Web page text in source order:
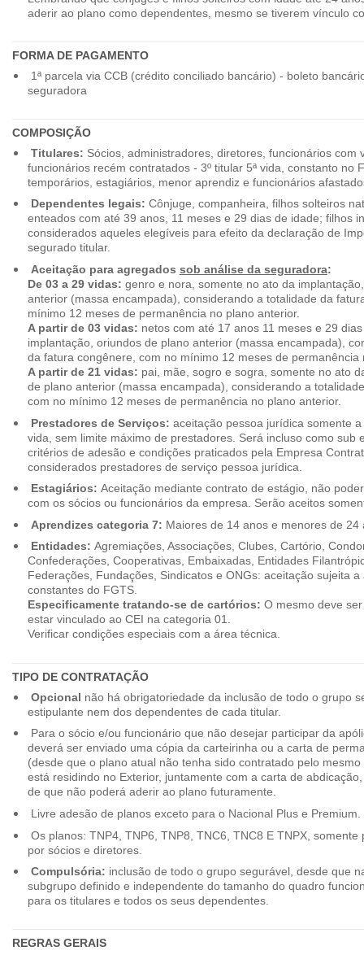
aderir ao plano como dependentes, mesmo se tiverem vínculo
FORMA DE PAGAMENTO
1ª parcela via CCB (crédito conciliado bancário) - boleto
seguradora
COMPOSIÇÃO
Titulares: Sócios, administradores, diretores, funcionários com
funcionários recém contratados - 3º titular 5ª vida, constanto no
temporários, estagiários, menor aprendiz e funcionários
Dependentes legais: Cônjuge, companheira, filhos solteiros
enteados com até 39 anos, 11 meses e 29 dias de idade; filhos
considerados aqueles elegíveis para efeito da declaração de
segurado titular.
Aceitação para agregados sob análise da seguradora:
De 03 a 29 vidas: genro e nora, somente no ato da
anterior (massa encampada), considerando a totalidade da
mínimo 12 meses de permanência no plano anterior.
A partir de 03 vidas: netos com até 17 anos 11 meses e 29
implantação, oriundos de plano anterior (massa encampada),
da fatura congênere, com no mínimo 12 meses de permanência
A partir de 21 vidas: pai, mãe, sogro e sogra, somente no ato
de plano anterior (massa encampada), considerando a
com no mínimo 12 meses de permanência no plano anterior.
Prestadores de Serviços: aceitação pessoa jurídica somente a
vida, sem limite máximo de prestadores. Será incluso como sub
critérios de adesão e condições praticados pela Empresa
considerados prestadores de serviço pessoa jurídica.
Estagiários: Aceitação mediante contrato de estágio, não
com os sócios ou funcionários da empresa. Serão aceitos
Aprendizes categoria 7: Maiores de 14 anos e menores de 24
Entidades: Agremiações, Associações, Clubes, Cartório,
Confederações, Cooperativas, Embaixadas, Entidades
Federações, Fundações, Sindicatos e ONGs: aceitação sujeita
constantes do FGTS.
Especificamente tratando-se de cartórios: O mesmo deve
estar vinculado ao CEI na categoria 01.
Verificar condições especiais com a área técnica.
TIPO DE CONTRATAÇÃO
Opcional não há obrigatoriedade da inclusão de todo o grupo
estipulante nem dos dependentes de cada titular.
Para o sócio e/ou funcionário que não desejar participar da
deverá ser enviado uma cópia da carteirinha ou a carta de
(desde que o plano atual não tenha sido contratado pelo
está residindo no Exterior, juntamente com a carta de
de que não poderá aderir ao plano futuramente.
Livre adesão de planos exceto para o Nacional Plus e Premium.
Os planos: TNP4, TNP6, TNP8, TNC6, TNC8 E TNPX,
por sócios e diretores.
Compulsória: inclusão de todo o grupo segurável, desde que
subgrupo definido e independente do tamanho do quadro
para os titulares e todos os seus dependentes.
REGRAS GERAIS